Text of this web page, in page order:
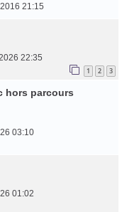
21:15
22:35
1 2 3
hors parcours
03:10
01:02